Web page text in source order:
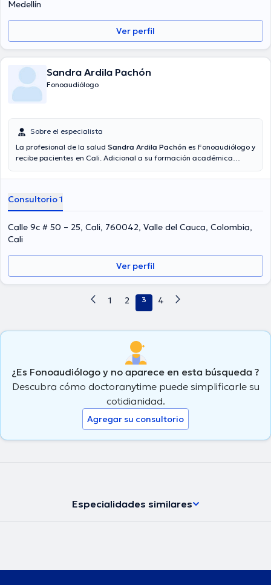
Medellín
Ver perfil
Sandra Ardila Pachón
Fonoaudiólogo
Sobre el especialista
La profesional de la salud Sandra Ardila Pachón es Fonoaudiólogo y
recibe pacientes en Cali. Adicional a su formación académica
área de especialidad. La doctora tiene varios años de experiencia
miembro de diversas asociaciones médicas. Sandra Ardila Pachón
ha cooperado en diversas conferencias con la meta de tener una
formación continua en su temática de especialización y ha
difundido importantes publicaciones. Por último, la doctora puede
hablar en Español.
Consultorio 1
Calle 9c # 50 – 25, Cali, 760042, Valle del Cauca, Colombia,
Cali
Ver perfil
1 2 3 4
¿Es Fonoaudiólogo y no aparece en esta búsqueda ?
Descubra cómo doctoranytime puede simplificarle su
cotidianidad.
Agregar su consultorio
Especialidades similares